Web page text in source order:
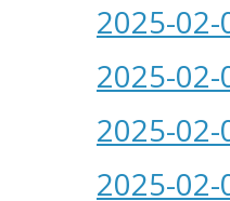
2025-
2025-
2025-
2025-